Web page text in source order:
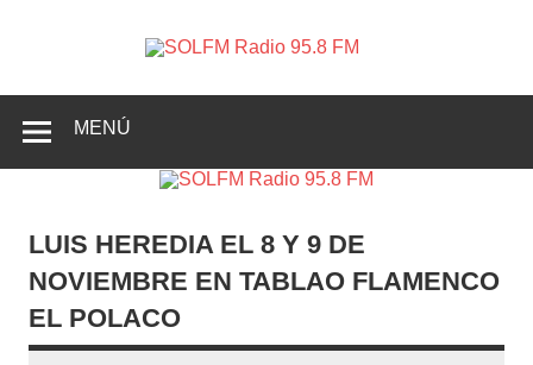
Radio
Crevillente, Radio en Vega Baja y Radio en el Medio
MENÚ
LUIS HEREDIA EL 8 Y 9 DE
NOVIEMBRE EN TABLAO FLAMENCO
EL POLACO